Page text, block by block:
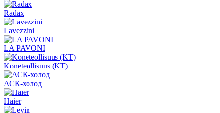
Radax
Lavezzini
LA PAVONI
Koneteollisuus (KT)
АСК-холод
Haier